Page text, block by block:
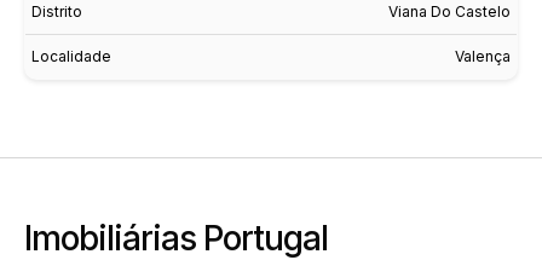
Distrito Viana Do Castelo
Localidade Valença
Imobiliárias Portugal